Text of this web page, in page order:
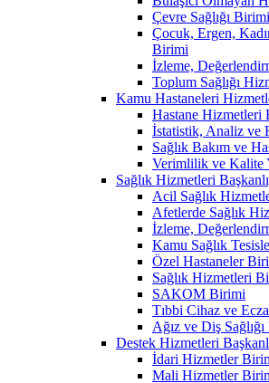
Çevre Sağlığı Birimi
Çocuk, Ergen,
Birimi
İzleme,
Toplum Sağlığı
Kamu Hastaneleri
Hastane Hizmetleri
İstatistik, Analiz ve
Sağlık Bakım ve
Verimlilik ve Kalite
Sağlık Hizmetleri
Acil Sağlık
Afetlerde Sağlık
İzleme,
Kamu Sağlık
Özel Hastaneler
Sağlık Hizmetleri
SAKOM Birimi
Tıbbi Cihaz ve
Ağız ve Diş
Destek Hizmetleri
İdari Hizmetler
Mali Hizmetler